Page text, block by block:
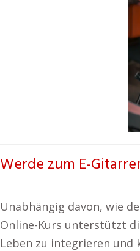
Werde zum E-
Unabhängig davon, wie
Online-Kurs unterstützt
Leben zu integrieren